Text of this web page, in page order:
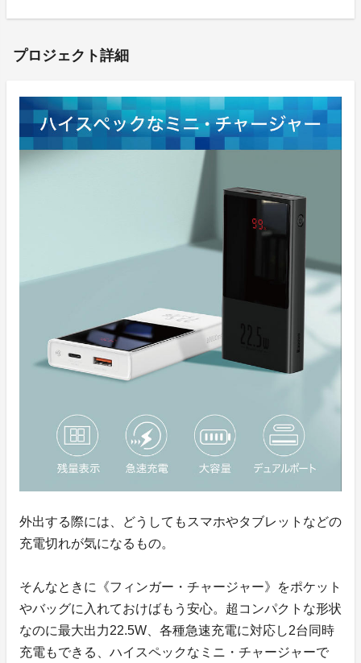
プロジェクト詳細
外出する際には、どうしてもスマホやタブレットなどの
充電切れが気になるもの。
そんなときに《フィンガー・チャージャー》をポケット
やバッグに入れておけばもう安心。超コンパクトな形状
なのに最大出力22.5W、各種急速充電に対応し2台同時
充電もできる、ハイスペックなミニ・チャージャーで